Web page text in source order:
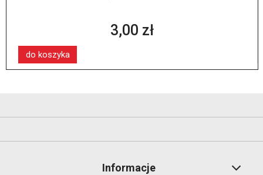
3,00 zł
do koszyka
Informacje